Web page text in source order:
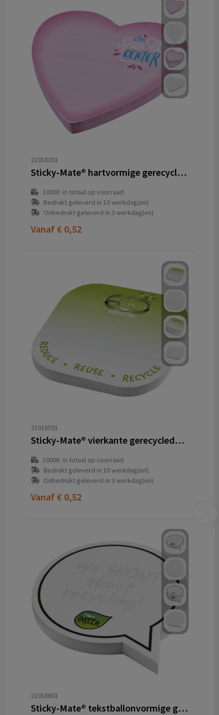
21018301
Sticky-Mate® hartvormige gerecyclede sticky notes
10000in totaal op voorraad
Bedrukt geleverd in 10 werkdag(en)
Onbedrukt geleverd in 3 werkdag(en)
Vanaf € 0,52
21018501
Sticky-Mate® vierkante gerecyclede sticky notes
10000in totaal op voorraad
Bedrukt geleverd in 10 werkdag(en)
Onbedrukt geleverd in 3 werkdag(en)
Vanaf € 0,52
21018601
Sticky-Mate® tekstballonvormige gerecyclede sticky notes